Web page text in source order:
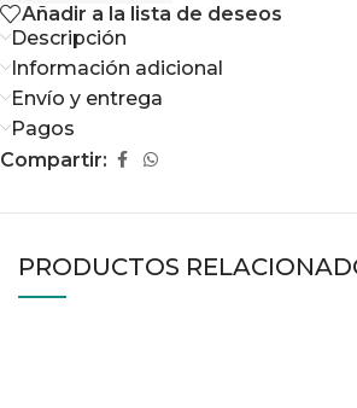
Añadir a la lista de deseos
Descripción
Información adicional
Envío y entrega
Pagos
Compartir:
PRODUCTOS